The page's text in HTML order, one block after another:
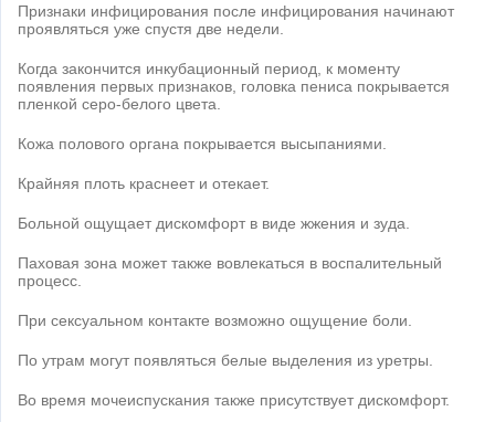
Признаки инфицирования после инфицирования начинают
проявляться уже спустя две недели.
Когда закончится инкубационный период, к моменту
появления первых признаков, головка пениса покрывается
пленкой серо-белого цвета.
Кожа полового органа покрывается высыпаниями.
Крайняя плоть краснеет и отекает.
Больной ощущает дискомфорт в виде жжения и зуда.
Паховая зона может также вовлекаться в воспалительный
процесс.
При сексуальном контакте возможно ощущение боли.
По утрам могут появляться белые выделения из уретры.
Во время мочеиспускания также присутствует дискомфорт.